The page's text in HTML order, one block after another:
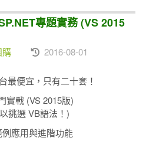
專題實務 (VS 2015
購 2016-08-01
最便宜，只有二十套！
實戰 (VS 2015版)
挑選 VB語法！)
應用與進階功能